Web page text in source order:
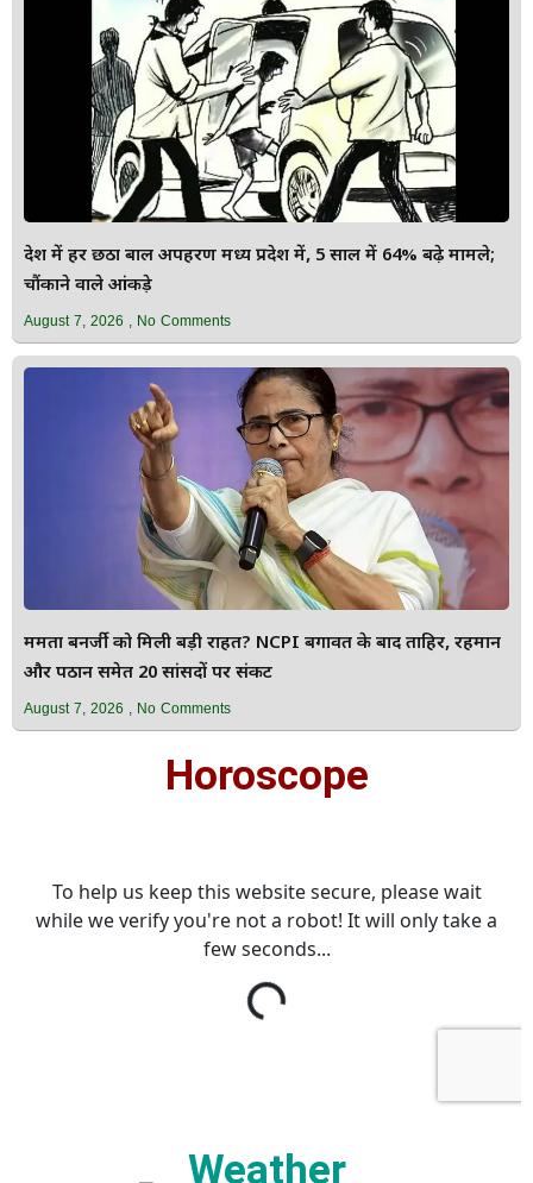
देश में हर छठा बाल अपहरण मध्य प्रदेश में, 5 साल में 64% बढ़े मामले;
चौंकाने वाले आंकड़े
August 7, 2026 No Comments
ममता बनर्जी को मिली बड़ी राहत? NCPI बगावत के बाद ताहिर, रहमान
और पठान समेत 20 सांसदों पर संकट
August 7, 2026 No Comments
Horoscope
Weather